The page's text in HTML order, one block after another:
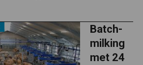
Batch-
milking
met 24